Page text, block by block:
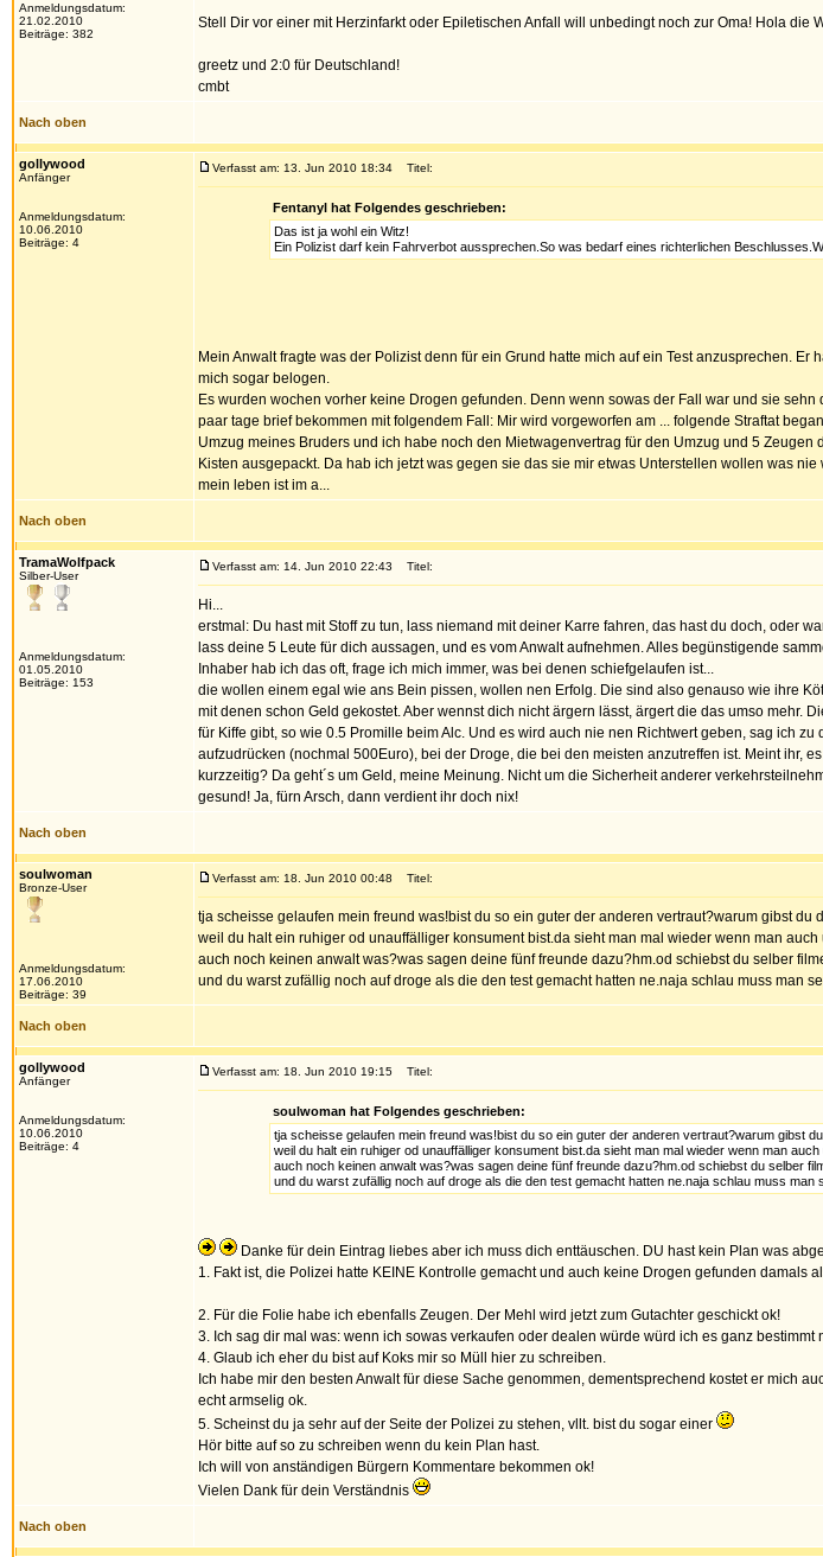
Anmeldungsdatum:
21.02.2010
Beiträge: 382
Stell Dir vor einer mit Herzinfarkt oder Epiletischen Anfall will unbedingt noch zur Oma! Hola
greetz und 2:0 für Deutschland!
cmbt
Nach oben
gollywood
Anfänger
Anmeldungsdatum:
10.06.2010
Beiträge: 4
Verfasst am: 13. Jun 2010 18:34 Titel:
Fentanyl hat Folgendes geschrieben:
Das ist ja wohl ein Witz!
Ein Polizist darf kein Fahrverbot aussprechen.So was bedarf eines richterlichen
Mein Anwalt fragte was der Polizist denn für ein Grund hatte mich auf ein Test anzusprechen.
mich sogar belogen.
Es wurden wochen vorher keine Drogen gefunden. Denn wenn sowas der Fall war und sie
paar tage brief bekommen mit folgendem Fall: Mir wird vorgeworfen am ... folgende Straftat
Umzug meines Bruders und ich habe noch den Mietwagenvertrag für den Umzug und 5
Kisten ausgepackt. Da hab ich jetzt was gegen sie das sie mir etwas Unterstellen wollen was
mein leben ist im a...
Nach oben
TramaWolfpack
Silber-User
Anmeldungsdatum:
01.05.2010
Beiträge: 153
Verfasst am: 14. Jun 2010 22:43 Titel:
Hi...
erstmal: Du hast mit Stoff zu tun, lass niemand mit deiner Karre fahren, das hast du doch, oder
lass deine 5 Leute für dich aussagen, und es vom Anwalt aufnehmen. Alles begünstigende
Inhaber hab ich das oft, frage ich mich immer, was bei denen schiefgelaufen ist...
die wollen einem egal wie ans Bein pissen, wollen nen Erfolg. Die sind also genauso wie ihre
mit denen schon Geld gekostet. Aber wennst dich nicht ärgern lässt, ärgert die das umso mehr.
für Kiffe gibt, so wie 0.5 Promille beim Alc. Und es wird auch nie nen Richtwert geben, sag ich
aufzudrücken (nochmal 500Euro), bei der Droge, die bei den meisten anzutreffen ist. Meint ihr,
kurzzeitig? Da geht´s um Geld, meine Meinung. Nicht um die Sicherheit anderer
gesund! Ja, fürn Arsch, dann verdient ihr doch nix!
Nach oben
soulwoman
Bronze-User
Anmeldungsdatum:
17.06.2010
Beiträge: 39
Verfasst am: 18. Jun 2010 00:48 Titel:
tja scheisse gelaufen mein freund was!bist du so ein guter der anderen vertraut?warum gibst
weil du halt ein ruhiger od unauffälliger konsument bist.da sieht man mal wieder wenn man
auch noch keinen anwalt was?was sagen deine fünf freunde dazu?hm.od schiebst du selber
und du warst zufällig noch auf droge als die den test gemacht hatten ne.naja schlau muss man
Nach oben
gollywood
Anfänger
Anmeldungsdatum:
10.06.2010
Beiträge: 4
Verfasst am: 18. Jun 2010 19:15 Titel:
soulwoman hat Folgendes geschrieben:
tja scheisse gelaufen mein freund was!bist du so ein guter der anderen vertraut?warum gibst
weil du halt ein ruhiger od unauffälliger konsument bist.da sieht man mal wieder wenn man
auch noch keinen anwalt was?was sagen deine fünf freunde dazu?hm.od schiebst du selber
und du warst zufällig noch auf droge als die den test gemacht hatten ne.naja schlau muss man
Danke für dein Eintrag liebes aber ich muss dich enttäuschen. DU hast kein Plan was
1. Fakt ist, die Polizei hatte KEINE Kontrolle gemacht und auch keine Drogen gefunden
2. Für die Folie habe ich ebenfalls Zeugen. Der Mehl wird jetzt zum Gutachter geschickt ok!
3. Ich sag dir mal was: wenn ich sowas verkaufen oder dealen würde würd ich es ganz
4. Glaub ich eher du bist auf Koks mir so Müll hier zu schreiben.
Ich habe mir den besten Anwalt für diese Sache genommen, dementsprechend kostet er mich
echt armselig ok.
5. Scheinst du ja sehr auf der Seite der Polizei zu stehen, vllt. bist du sogar einer
Hör bitte auf so zu schreiben wenn du kein Plan hast.
Ich will von anständigen Bürgern Kommentare bekommen ok!
Vielen Dank für dein Verständnis
Nach oben